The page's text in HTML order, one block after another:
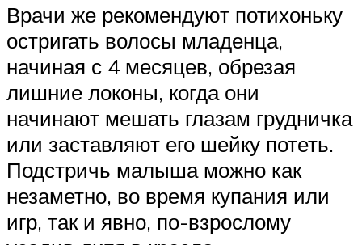
Врачи же рекомендуют потихоньку
остригать волосы младенца,
начиная с 4 месяцев, обрезая
лишние локоны, когда они
начинают мешать глазам грудничка
или заставляют его шейку потеть.
Подстричь малыша можно как
незаметно, во время купания или
игр, так и явно, по-взрослому